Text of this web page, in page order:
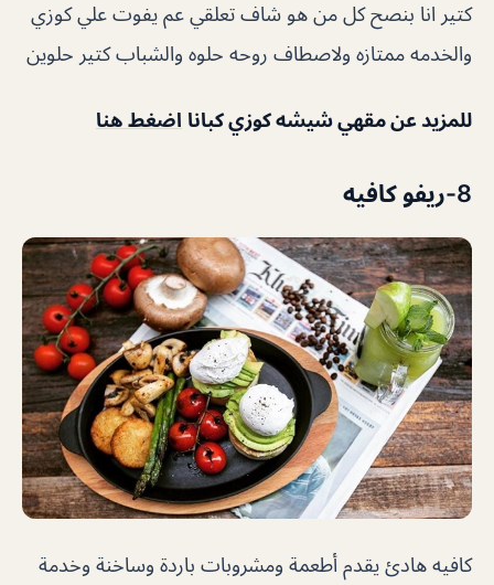
كتير انا بنصح كل من هو شاف تعلقي عم يفوت علي كوزي
والخدمه ممتازه ولاصطاف روحه حلوه والشباب كتير حلوين
للمزيد عن مقهي شيشه كوزي كبانا اضغط هنا
8-ريفو كافيه
كافيه هادئ يقدم أطعمة ومشروبات باردة وساخنة وخدمة